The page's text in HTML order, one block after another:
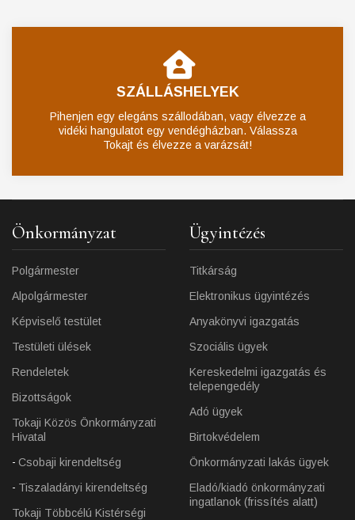
SZÁLLÁSHELYEK
Pihenjen egy elegáns szállodában, vagy élvezze a
vidéki hangulatot egy vendégházban. Válassza
Tokajt és élvezze a varázsát!
Önkormányzat
Polgármester
Alpolgármester
Képviselő testület
Testületi ülések
Rendeletek
Bizottságok
Tokaji Közös Önkormányzati
Hivatal
Csobaji kirendeltség
Tiszaladányi kirendeltség
Tokaji Többcélú Kistérségi
Ügyintézés
Titkárság
Elektronikus ügyintézés
Anyakönyvi igazgatás
Szociális ügyek
Kereskedelmi igazgatás és
telepengedély
Adó ügyek
Birtokvédelem
Önkormányzati lakás ügyek
Eladó/kiadó önkormányzati
ingatlanok (frissítés alatt)